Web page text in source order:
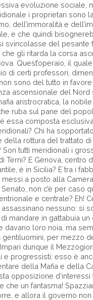
evoluzione sociale,
i proprietari sono
dell’immoralità e
e che quindi
svincolasse del pesante
gli ritarda la corsa
Quest’operaio, il
di certi professori,
sono del tutto in favore
ascensionale del Nord
aristrocratica, la
ruba sul pane del
essa composta
Chi ha
della rottura del trattato
Son tutti meridionali i
Terni? E Genova, centro
è in Sicilia? E tra i
a posto alla
non c’è per caso
e centrale? Eh!
nessuno: si
mandare in gattabuia
davano loro noia, ma
gentiluomini, per mezzo
dunque il
e progressisti: esso è
della Mafia e della
opposizione d’interessi
che un fantasma!
e allora il governo non